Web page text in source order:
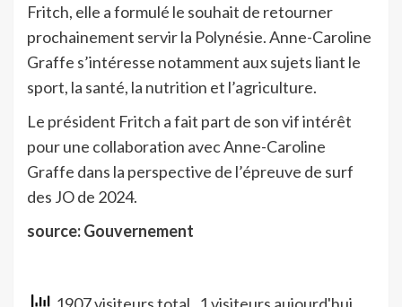
Fritch, elle a formulé le souhait de retourner
prochainement servir la Polynésie. Anne-Caroline
Graffe s’intéresse notamment aux sujets liant le
sport, la santé, la nutrition et l’agriculture.
Le président Fritch a fait part de son vif intérêt
pour une collaboration avec Anne-Caroline
Graffe dans la perspective de l’épreuve de surf
des JO de 2024.
source: Gouvernement